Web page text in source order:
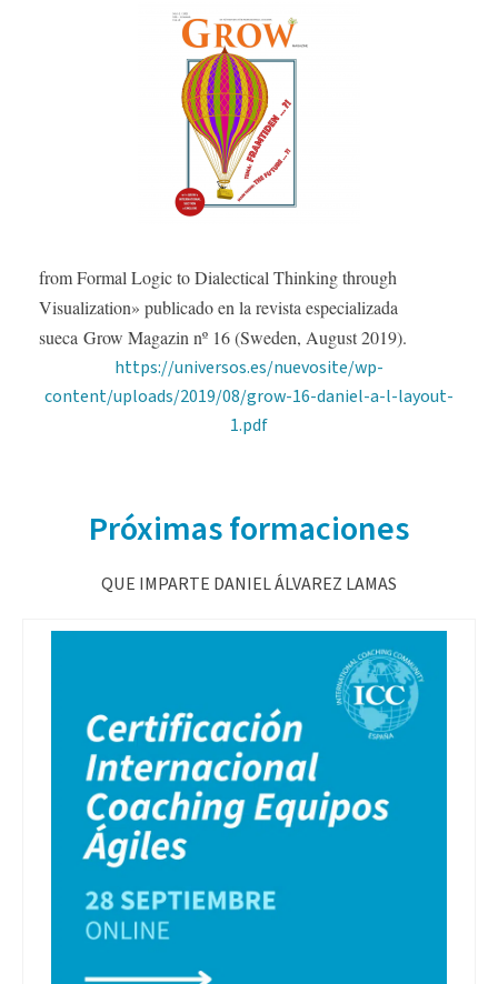
from Formal Logic to Dialectical Thinking through
Visualization» publicado en la revista especializada
sueca Grow Magazin nº 16 (Sweden, August 2019).
https://universos.es/nuevosite/wp-
content/uploads/2019/08/grow-16-daniel-a-l-layout-
1.pdf
Próximas formaciones
QUE IMPARTE DANIEL ÁLVAREZ LAMAS